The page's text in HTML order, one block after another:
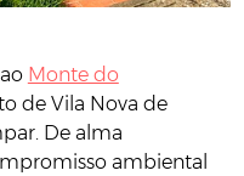
Monte do
de Vila Nova de
De alma
ambiental